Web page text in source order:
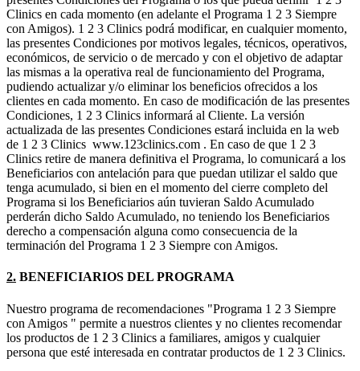
Clinics en cada momento (en adelante el Programa 1 2 3 Siempre
con Amigos). 1 2 3 Clinics podrá modificar, en cualquier momento,
las presentes Condiciones por motivos legales, técnicos, operativos,
económicos, de servicio o de mercado y con el objetivo de adaptar
las mismas a la operativa real de funcionamiento del Programa,
pudiendo actualizar y/o eliminar los beneficios ofrecidos a los
clientes en cada momento. En caso de modificación de las presentes
Condiciones, 1 2 3 Clinics informará al Cliente. La versión
actualizada de las presentes Condiciones estará incluida en la web
de 1 2 3 Clinics www.123clinics.com . En caso de que 1 2 3
Clinics retire de manera definitiva el Programa, lo comunicará a los
Beneficiarios con antelación para que puedan utilizar el saldo que
tenga acumulado, si bien en el momento del cierre completo del
Programa si los Beneficiarios aún tuvieran Saldo Acumulado
perderán dicho Saldo Acumulado, no teniendo los Beneficiarios
derecho a compensación alguna como consecuencia de la
terminación del Programa 1 2 3 Siempre con Amigos.
2. BENEFICIARIOS DEL PROGRAMA
Nuestro programa de recomendaciones "Programa 1 2 3 Siempre
con Amigos " permite a nuestros clientes y no clientes recomendar
los productos de 1 2 3 Clinics a familiares, amigos y cualquier
persona que esté interesada en contratar productos de 1 2 3 Clinics.